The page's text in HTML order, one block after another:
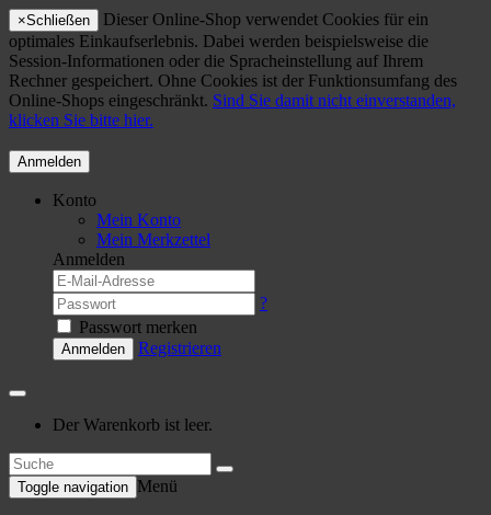
×Schließen
Dieser Online-Shop verwendet Cookies für ein
optimales Einkaufserlebnis. Dabei werden beispielsweise die
Session-Informationen oder die Spracheinstellung auf Ihrem
Rechner gespeichert. Ohne Cookies ist der Funktionsumfang des
Online-Shops eingeschränkt. Sind Sie damit nicht einverstanden,
klicken Sie bitte hier.
Anmelden
Konto
Mein Konto
Mein Merkzettel
Anmelden
?
Passwort merken
Anmelden Registrieren
Der Warenkorb ist leer.
Toggle navigation Menü